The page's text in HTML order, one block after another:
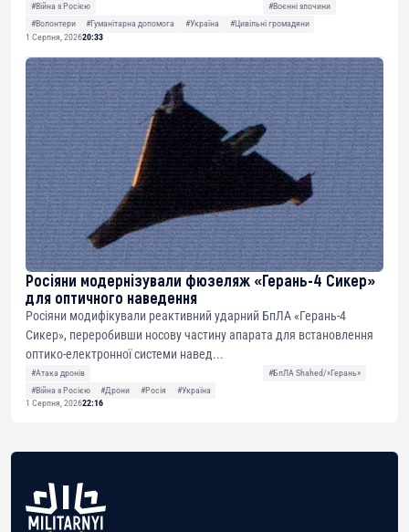
#Війна з Росією
#Воєнні злочини
#Волонтери
#Гуманітарна допомога #Україна
#Цивільні громадяни
1 Серпня, 202620:33
Росіяни модернізували фюзеляж «Герань-4 Сикер»
для оптичного наведення
Росіяни модифікували реактивний ударний БпЛА «Герань-4
Сикер», переробивши носову частину апарата для встановлення
оптико-електронної системи навед...
#Атака дронів
#БпЛА Shahed/«Герань»
#Війна з Росією
#Дрони #Росія
#Україна
1 Серпня, 202622:16